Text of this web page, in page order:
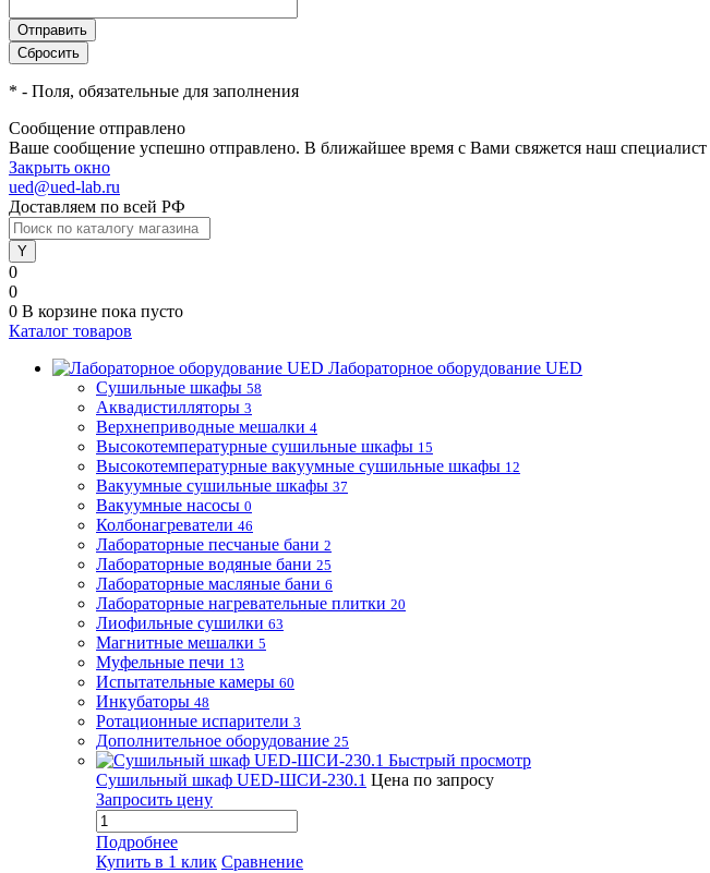
* - Поля, обязательные для заполнения
Сообщение отправлено
Ваше сообщение успешно отправлено. В ближайшее время с Вами свяжется наш специалист
Закрыть окно
ued@ued-lab.ru
Доставляем по всей РФ
0
0
0 В корзине пока пусто
Каталог товаров
Лабораторное оборудование UED
Сушильные шкафы 58
Аквадистилляторы 3
Верхнеприводные мешалки 4
Высокотемпературные сушильные шкафы 15
Высокотемпературные вакуумные сушильные шкафы 12
Вакуумные сушильные шкафы 37
Вакуумные насосы 0
Колбонагреватели 46
Лабораторные песчаные бани 2
Лабораторные водяные бани 25
Лабораторные масляные бани 6
Лабораторные нагревательные плитки 20
Лиофильные сушилки 63
Магнитные мешалки 5
Муфельные печи 13
Испытательные камеры 60
Инкубаторы 48
Ротационные испарители 3
Дополнительное оборудование 25
Быстрый просмотр
Сушильный шкаф UED-ШСИ-230.1 Цена по запросу
Запросить цену
Подробнее
Купить в 1 клик Сравнение